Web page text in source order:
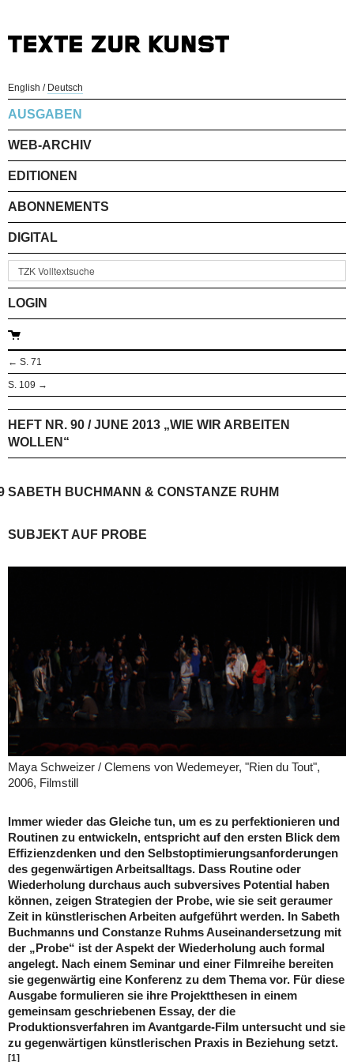
English / Deutsch
AUSGABEN
WEB-ARCHIV
EDITIONEN
ABONNEMENTS
DIGITAL
LOGIN
← S. 71
S. 109 →
HEFT NR. 90 / JUNE 2013 „WIE WIR ARBEITEN
WOLLEN“
SABETH BUCHMANN & CONSTANZE RUHM
SUBJEKT AUF PROBE
Maya Schweizer / Clemens von Wedemeyer, "Rien du Tout",
2006, Filmstill
Immer wieder das Gleiche tun, um es zu perfektionieren und
Routinen zu entwickeln, entspricht auf den ersten Blick dem
Effizienzdenken und den Selbstoptimierungsanforderungen
des gegenwärtigen Arbeitsalltags. Dass Routine oder
Wiederholung durchaus auch subversives Potential haben
können, zeigen Strategien der Probe, wie sie seit geraumer
Zeit in künstlerischen Arbeiten aufgeführt werden. In Sabeth
Buchmanns und Constanze Ruhms Auseinandersetzung mit
der „Probe“ ist der Aspekt der Wiederholung auch formal
angelegt. Nach einem Seminar und einer Filmreihe bereiten
sie gegenwärtig eine Konferenz zu dem Thema vor. Für diese
Ausgabe formulieren sie ihre Projektthesen in einem
gemeinsam geschriebenen Essay, der die
Produktionsverfahren im Avantgarde-Film untersucht und sie
zu gegenwärtigen künstlerischen Praxis in Beziehung setzt.
[1]